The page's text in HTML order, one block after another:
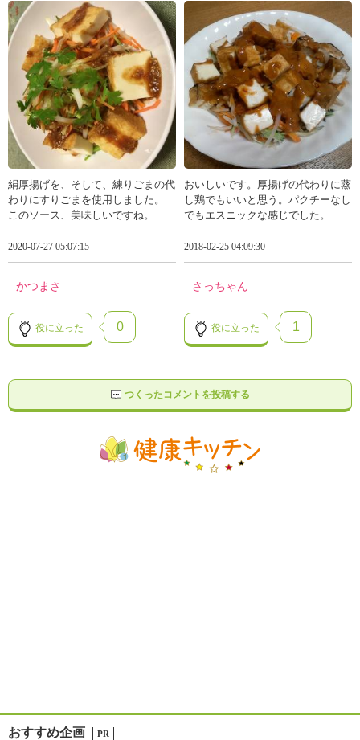
絹厚揚げを、そして、練りごまの代
わりにすりごまを使用しました。
このソース、美味しいですね。
2020-07-27 05:07:15
かつまさ
役に立った 0
おいしいです。厚揚げの代わりに蒸
し鶏でもいいと思う。パクチーなし
でもエスニックな感じでした。
2018-02-25 04:09:30
さっちゃん
役に立った 1
つくったコメントを投稿する
おすすめ企画 PR